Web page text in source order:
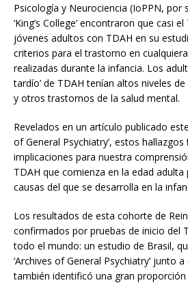
Psicología y Neurociencia (IoPPN, por
‘King’s College’ encontraron que casi
jóvenes adultos con TDAH en su
criterios para el trastorno en
realizadas durante la infancia. Los
tardío’ de TDAH tenían altos niveles
y otros trastornos de la salud mental.
Revelados en un artículo publicado
of General Psychiatry’, estos
implicaciones para nuestra
TDAH que comienza en la edad
causas del que se desarrolla en la
Los resultados de esta cohorte de
confirmados por pruebas de inicio del
todo el mundo: un estudio de Brasil,
‘Archives of General Psychiatry’ junto
también identificó una gran